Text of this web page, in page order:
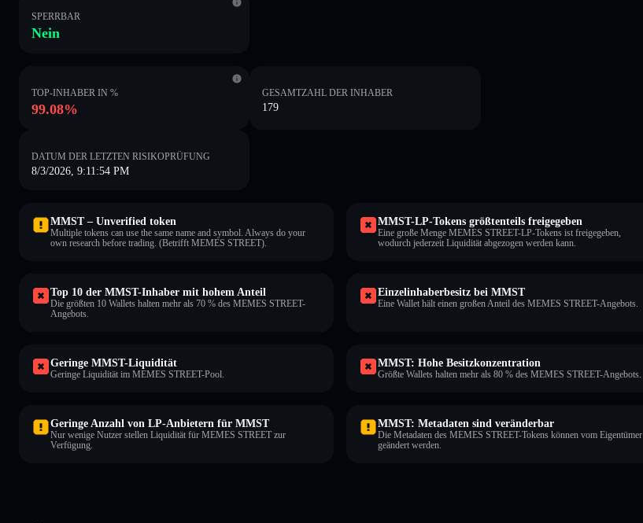
SPERRBAR
Nein
TOP-INHABER IN %
99.08%
GESAMTZAHL DER INHABER
179
DATUM DER LETZTEN RISIKOPRÜFUNG
8/3/2026, 9:11:54 PM
MMST – Unverified token
Multiple tokens can use the same name and symbol. Always do your
own research before trading. (Betrifft MEMES STREET).
MMST-LP-Tokens größtenteils freigegeben
Eine große Menge MEMES STREET-LP-Tokens ist freigegeben,
wodurch jederzeit Liquidität abgezogen werden kann.
Top 10 der MMST-Inhaber mit hohem Anteil
Die größten 10 Wallets halten mehr als 70 % des MEMES STREET-
Angebots.
Einzelinhaberbesitz bei MMST
Eine Wallet hält einen großen Anteil des MEMES STREET-Angebots.
Geringe MMST-Liquidität
Geringe Liquidität im MEMES STREET-Pool.
MMST: Hohe Besitzkonzentration
Größte Wallets halten mehr als 80 % des MEMES STREET-Angebots.
Geringe Anzahl von LP-Anbietern für MMST
Nur wenige Nutzer stellen Liquidität für MEMES STREET zur
Verfügung.
MMST: Metadaten sind veränderbar
Die Metadaten des MEMES STREET-Tokens können vom Eigentümer
geändert werden.